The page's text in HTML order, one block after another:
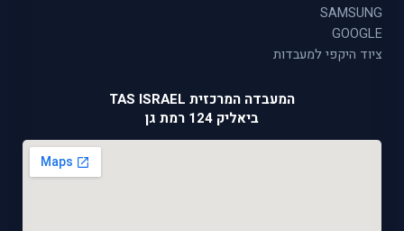
SAMSUNG
GOOGLE
ציוד היקפי למעבדות
המעבדה המרכזית TAS ISRAEL
ביאליק 124 רמת גן